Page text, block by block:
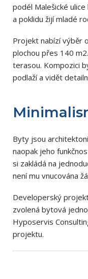
podél Malešické
a poklidu žijí mladé
Projekt nabízí výběr
plochou přes 140
terasou. Kompozici
podlaží a vidět
Byty jsou
naopak jeho
si zakládá na
není mu vnucována
Developerský
zvolená bytová
Hyposervis
projektu.